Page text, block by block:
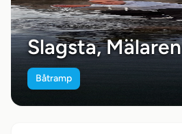
Slagsta, Mälaren
Båtramp